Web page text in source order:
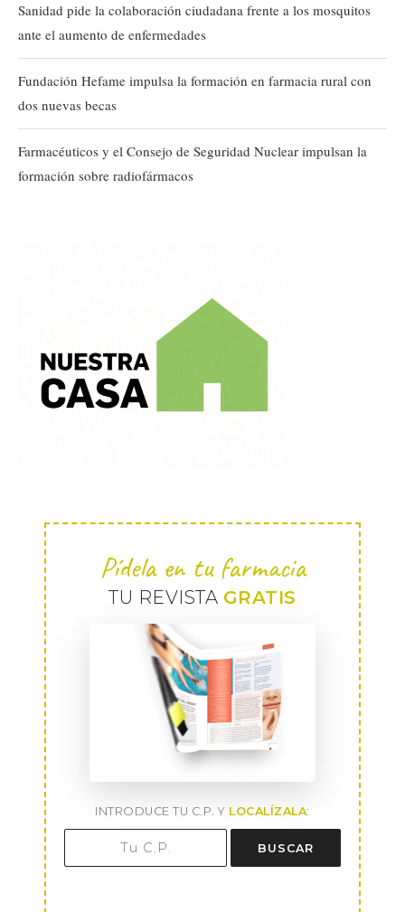
Sanidad pide la colaboración ciudadana frente a los mosquitos
ante el aumento de enfermedades
Fundación Hefame impulsa la formación en farmacia rural con
dos nuevas becas
Farmacéuticos y el Consejo de Seguridad Nuclear impulsan la
formación sobre radiofármacos
Pídela en tu farmacia
TU REVISTA GRATIS
INTRODUCE TU C.P. Y LOCALÍZALA:
BUSCAR